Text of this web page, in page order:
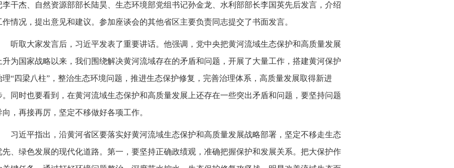
李干杰、自然资源部部长陆昊、生态环境部党组书记孙金龙、水利部部长李国英先后发言，介绍
作情况，提出意见和建议。参加座谈会的其他省区主要负责同志提交了书面发言。
听取大家发言后，习近平发表了重要讲话。他强调，党中央把黄河流域生态保护和高质量发展
升为国家战略以来，我们围绕解决黄河流域存在的矛盾和问题，开展了大量工作，搭建黄河保护
理“四梁八柱”，整治生态环境问题，推进生态保护修复，完善治理体系，高质量发展取得新进
。同时也要看到，在黄河流域生态保护和高质量发展上还存在一些突出矛盾和问题，要坚持问题
向，再接再厉，坚定不移做好各项工作。
习近平指出，沿黄河省区要落实好黄河流域生态保护和高质量发展战略部署，坚定不移走生态
先、绿色发展的现代化道路。第一，要坚持正确政绩观，准确把握保护和发展关系。把大保护作